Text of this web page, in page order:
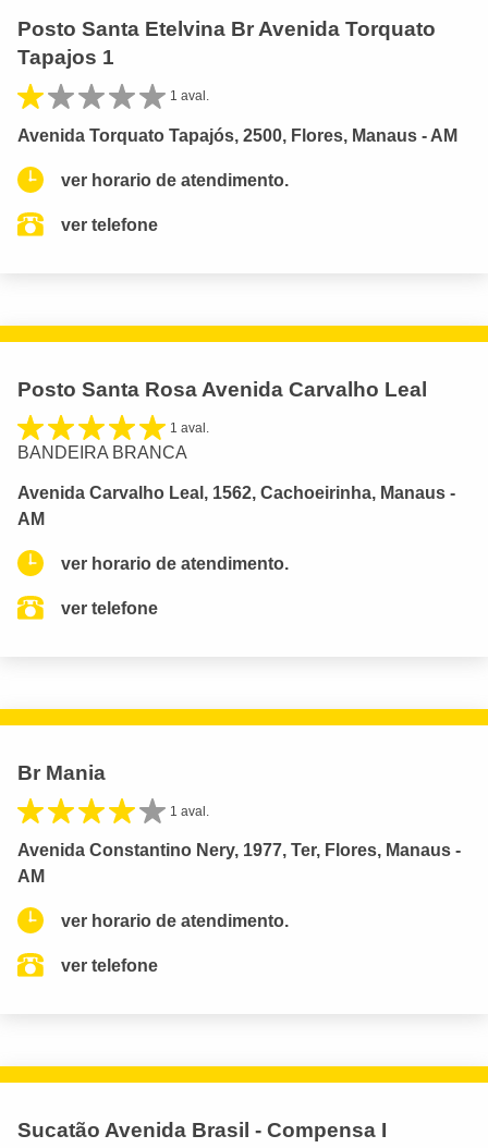
Posto Santa Etelvina Br Avenida Torquato
Tapajos 1
1 aval.
Avenida Torquato Tapajós, 2500, Flores, Manaus - AM
ver horario de atendimento.
ver telefone
Posto Santa Rosa Avenida Carvalho Leal
1 aval.
BANDEIRA BRANCA
Avenida Carvalho Leal, 1562, Cachoeirinha, Manaus -
AM
ver horario de atendimento.
ver telefone
Br Mania
1 aval.
Avenida Constantino Nery, 1977, Ter, Flores, Manaus -
AM
ver horario de atendimento.
ver telefone
Sucatão Avenida Brasil - Compensa I